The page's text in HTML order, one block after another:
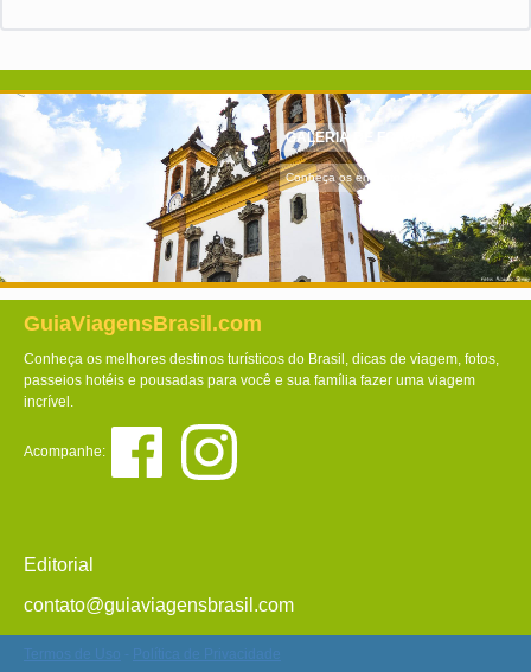
GALERIA DE FOTOS
Conheça os encantos de Sabará!
GuiaViagensBrasil.com
Conheça os melhores destinos turísticos do Brasil, dicas de viagem, fotos,
passeios hotéis e pousadas para você e sua família fazer uma viagem
incrível.
Acompanhe:
Editorial
contato@guiaviagensbrasil.com
Termos de Uso Política de Privacidade